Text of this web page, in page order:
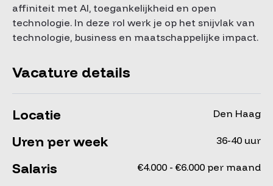
affiniteit met AI, toegankelijkheid en open
technologie. In deze rol werk je op het snijvlak van
technologie, business en maatschappelijke impact.
Vacature details
Locatie Den Haag
Uren per week 36-40 uur
Salaris €4.000 - €6.000 per maand